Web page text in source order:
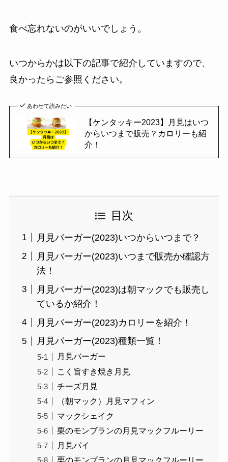
食べ忘れないのがいいでしょう。
いつからかは以下の記事で紹介していますので、
良かったらご参照ください。
あわせて読みたい
【ケンタッキー2023】月見はいつ
からいつまで販売？カロリーも紹
介！
目次
月見バーガー(2023)いつからいつまで？
月見バーガー(2023)いつまで販売か確認方
法！
月見バーガー(2023)は朝マックでも販売し
ているか紹介！
月見バーガー(2023)カロリーを紹介！
月見バーガー(2023)種類一覧！
月見バーガー
こく旨すき焼き月見
チーズ月見
（朝マック）月見マフィン
マックシェイク
栗のモンブランの月見マックフルーリー
月見パイ
栗のモンブランの月見マックフルーリー